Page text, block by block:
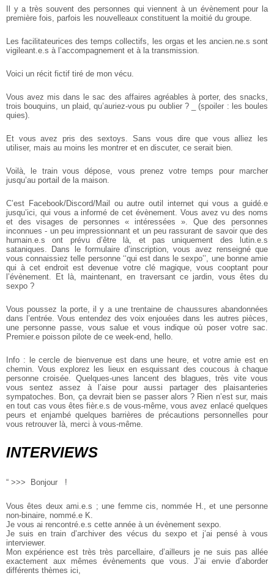
Il y a très souvent des personnes qui viennent à un évènement pour la
première fois, parfois les nouvelleaux constituent la moitié du groupe.
Les facilitateurices des temps collectifs, les orgas et les ancien.ne.s sont
vigileant.e.s à l’accompagnement et à la transmission.
Voici un récit fictif tiré de mon vécu.
Vous avez mis dans le sac des affaires agréables à porter, des snacks,
trois bouquins, un plaid, qu’auriez-vous pu oublier ?
_ (spoiler : les boules
quies).
Et vous avez pris des sextoys. Sans vous dire que vous alliez les
utiliser, mais au moins les montrer et en discuter, ce serait bien.
Voilà, le train vous dépose, vous prenez votre temps pour marcher
jusqu’au portail de la maison.
C’est Facebook/Discord/Mail ou autre outil internet qui vous a guidé.e
jusqu’ici, qui vous a informé de cet évènement. Vous avez vu des noms
et des visages de personnes « intéressées ». Que des personnes
inconnues - un peu impressionnant et un peu rassurant de savoir que des
humain.e.s ont prévu d’être là, et pas uniquement des lutin.e.s
sataniques. Dans le formulaire d’inscription, vous avez renseigné que
vous connaissiez telle personne ‘‘qui est dans le sexpo’’, une bonne amie
qui à cet endroit est devenue votre clé magique, vous cooptant pour
l’évènement. Et là, maintenant, en traversant ce jardin, vous êtes du
sexpo ?
Vous poussez la porte, il y a une trentaine de chaussures abandonnées
dans l’entrée. Vous entendez des voix enjouées dans les autres pièces,
une personne passe, vous salue et vous indique où poser votre sac.
Premier.e poisson pilote de ce week-end, hello.
Info : le cercle de bienvenue est dans une heure, et votre amie est en
chemin. Vous explorez les lieux en esquissant des coucous à chaque
personne croisée. Quelques-unes lancent des blagues, très vite vous
vous sentez assez à l’aise pour aussi partager des plaisanteries
sympatoches. Bon, ça devrait bien se passer alors ? Rien n’est sur, mais
en tout cas vous êtes fièr.e.s de vous-même, vous avez enlacé quelques
peurs et enjambé quelques barrières de précautions personnelles pour
vous retrouver là, merci à vous-même.
INTERVIEWS
“ >>> Bonjour !
Vous êtes deux ami.e.s ; une femme cis, nommée H., et une personne
non-binaire, nommé.e K.
Je vous ai rencontré.e.s cette année à un évènement sexpo.
Je suis en train d’archiver des vécus du sexpo et j’ai pensé à vous
interviewer.
Mon expérience est très très parcellaire, d’ailleurs je ne suis pas allée
exactement aux mêmes évènements que vous. J’ai envie d’aborder
différents thèmes ici,